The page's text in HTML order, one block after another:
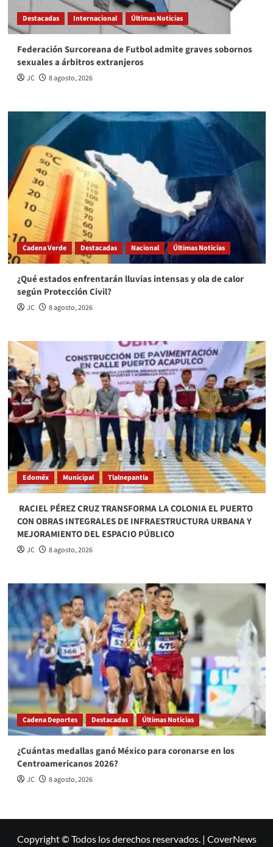
Destacadas Internacional Últimas Noticias
Federación Surcoreana de Futbol admite graves sobornos
sexuales a árbitros extranjeros
JC 8 agosto, 2026
Cadena Verde Destacadas Nacional Últimas Noticias
¿Qué estados enfrentarán lluvias intensas y ola de calor
según Protección Civil?
JC 8 agosto, 2026
Edoméx Municipal Tlalnepantla
​ RACIEL PÉREZ CRUZ TRANSFORMA LA COLONIA EL PUERTO
CON OBRAS INTEGRALES DE INFRAESTRUCTURA URBANA Y
MEJORAMIENTO DEL ESPACIO PÚBLICO
JC 8 agosto, 2026
Cadena Deportes Destacadas Últimas Noticias
¿Cuántas medallas ganó México para coronarse en los
Centroamericanos 2026?
JC 8 agosto, 2026
Copyright © Todos los derechos reservados. | CoverNews